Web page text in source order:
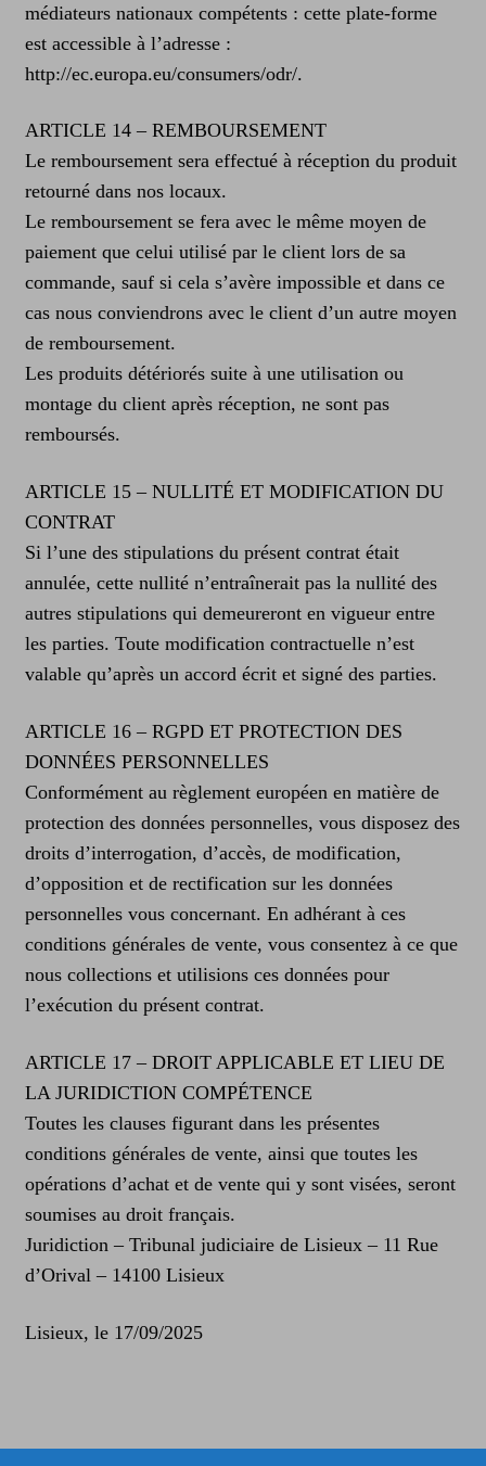
médiateurs nationaux compétents : cette plate-forme
est accessible à l’adresse :
http://ec.europa.eu/consumers/odr/.
ARTICLE 14 – REMBOURSEMENT
Le remboursement sera effectué à réception du produit
retourné dans nos locaux.
Le remboursement se fera avec le même moyen de
paiement que celui utilisé par le client lors de sa
commande, sauf si cela s’avère impossible et dans ce
cas nous conviendrons avec le client d’un autre moyen
de remboursement.
Les produits détériorés suite à une utilisation ou
montage du client après réception, ne sont pas
remboursés.
ARTICLE 15 – NULLITÉ ET MODIFICATION DU
CONTRAT
Si l’une des stipulations du présent contrat était
annulée, cette nullité n’entraînerait pas la nullité des
autres stipulations qui demeureront en vigueur entre
les parties. Toute modification contractuelle n’est
valable qu’après un accord écrit et signé des parties.
ARTICLE 16 – RGPD ET PROTECTION DES
DONNÉES PERSONNELLES
Conformément au règlement européen en matière de
protection des données personnelles, vous disposez des
droits d’interrogation, d’accès, de modification,
d’opposition et de rectification sur les données
personnelles vous concernant. En adhérant à ces
conditions générales de vente, vous consentez à ce que
nous collections et utilisions ces données pour
l’exécution du présent contrat.
ARTICLE 17 – DROIT APPLICABLE ET LIEU DE
LA JURIDICTION COMPÉTENCE
Toutes les clauses figurant dans les présentes
conditions générales de vente, ainsi que toutes les
opérations d’achat et de vente qui y sont visées, seront
soumises au droit français.
Juridiction – Tribunal judiciaire de Lisieux – 11 Rue
d’Orival – 14100 Lisieux
Lisieux, le 17/09/2025